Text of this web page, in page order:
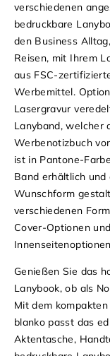
verschiedenen
bedruckbare
den Business
Reisen, mit Ihrem
aus FSC-
Werbemittel.
Lasergravur
Lanyband, welcher
Werbenotizbuch
ist in Pantone-
Band erhältlich
Wunschform
verschiedenen
Cover-Optionen
Genießen Sie das
Lanybook, ob als
Mit dem
blanko passt das
Aktentasche,